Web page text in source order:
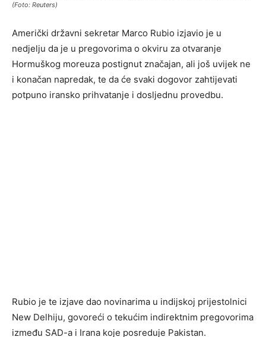
(Foto: Reuters)
Američki državni sekretar Marco Rubio izjavio je u
nedjelju da je u pregovorima o okviru za otvaranje
Hormuškog moreuza postignut značajan, ali još uvijek ne
i konačan napredak, te da će svaki dogovor zahtijevati
potpuno iransko prihvatanje i dosljednu provedbu.
Rubio je te izjave dao novinarima u indijskoj prijestolnici
New Delhiju, govoreći o tekućim indirektnim pregovorima
između SAD-a i Irana koje posreduje Pakistan.